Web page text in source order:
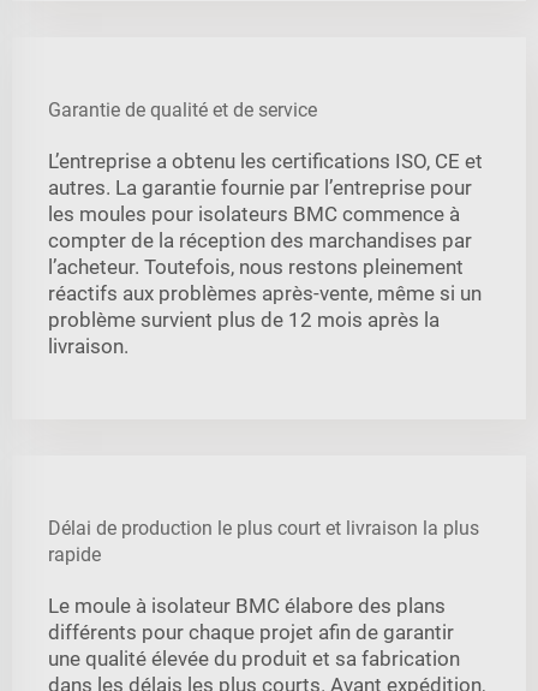
Garantie de qualité et de service
L’entreprise a obtenu les certifications ISO, CE et
autres. La garantie fournie par l’entreprise pour
les moules pour isolateurs BMC commence à
compter de la réception des marchandises par
l’acheteur. Toutefois, nous restons pleinement
réactifs aux problèmes après-vente, même si un
problème survient plus de 12 mois après la
livraison.
Délai de production le plus court et livraison la plus
rapide
Le moule à isolateur BMC élabore des plans
différents pour chaque projet afin de garantir
une qualité élevée du produit et sa fabrication
dans les délais les plus courts. Avant expédition,